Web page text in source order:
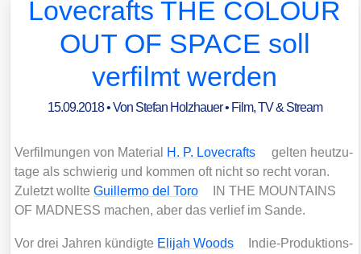
Lovecrafts THE COLOUR
OUT OF SPACE soll
verfilmt werden
15.09.2018• Von Stefan Holzhauer• Film, TV & Stream
Ver­fil­mun­gen von Mate­ri­al H. P. Love­crafts
gel­ten heut­zu­
ta­ge als schwie­rig und kom­men oft nicht so recht vor­an.
Zuletzt woll­teGuil­ler­mo del Toro
IN THE MOUNTAINS
OF MADNESS machen, aber das ver­lief im San­de.
Vor drei Jah­ren kün­dig­te Eli­jah Woods
Indie-Pro­duk­ti­ons­